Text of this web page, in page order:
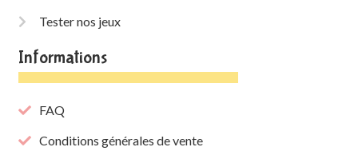
Tester nos jeux
Informations
FAQ
Conditions générales de vente